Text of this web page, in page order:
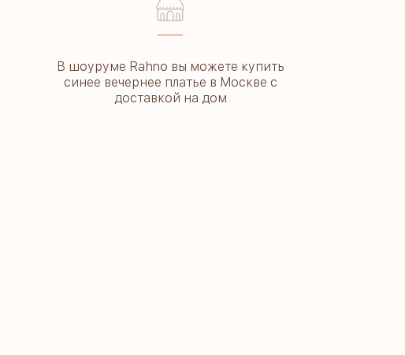
––––
В шоуруме Rahno вы можете купить
синее вечернее платье в Москве с
доставкой на дом